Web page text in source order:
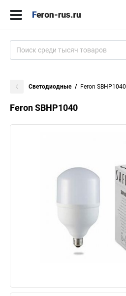
Светодиодные Feron SBHP1040
Feron SBHP1040